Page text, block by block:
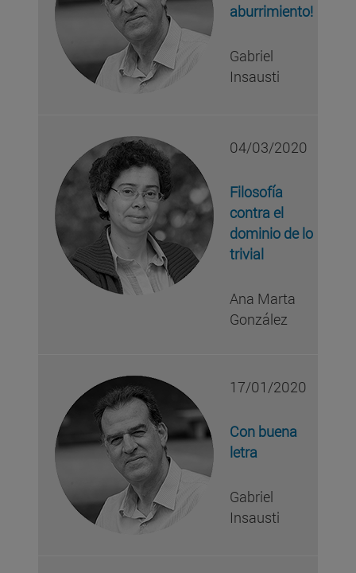
aburrimiento!
Gabriel
Insausti
04/03/2020
Filosofía
contra el
dominio de lo
trivial
Ana Marta
González
17/01/2020
Con buena
letra
Gabriel
Insausti